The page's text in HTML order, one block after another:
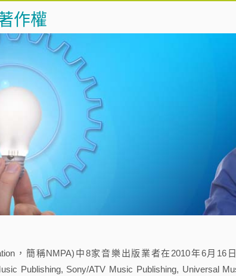
作權
，簡稱NMPA)中8家音樂出版業者在2010年6月16
Publishing, Sony/ATV Music Publishing, Universal